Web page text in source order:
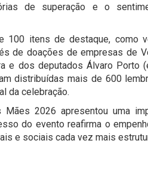
de superação e o
itens de destaque, como
de doações de empresas de
e dos deputados Álvaro Porto
distribuídas mais de 600
da celebração.
2026 apresentou uma
do evento reafirma o
e sociais cada vez mais